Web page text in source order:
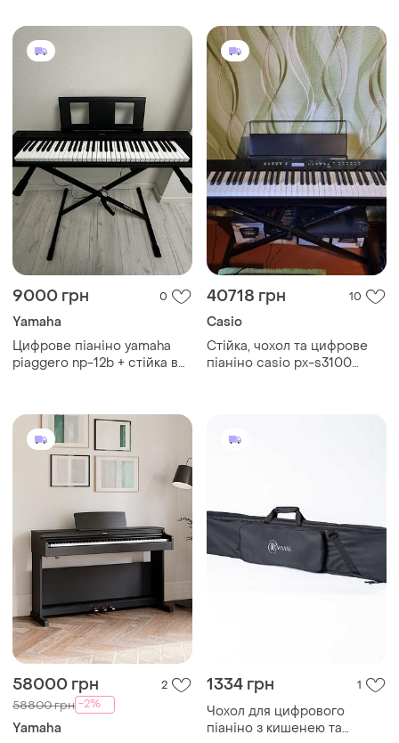
піаніно
9000 грн 0
Yamaha
Цифрове піаніно yamaha
piaggero np-12b + стійка в
40718 грн 10
Casio
Стійка, чохол та цифрове
піаніно casio px-s3100
58000 грн 2
58800 грн -2%
Yamaha
1334 грн 1
Чохол для цифрового
піаніно з кишенею та